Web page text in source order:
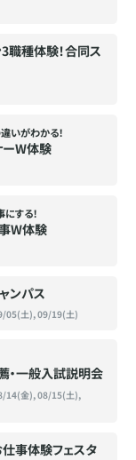
職種体験！合同ス
いがわかる！
ーW体験
する！
W体験
ンパス
05(土), 09/19(土)
・一般入試説明会
14(金), 08/15(土),
事体験フェスタ